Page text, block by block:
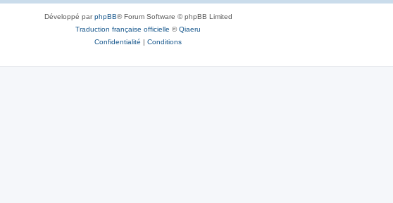
Développé parphpBB® Forum Software © phpBB Limited
Traduction française officielle ©Qiaeru
Confidentialité | Conditions